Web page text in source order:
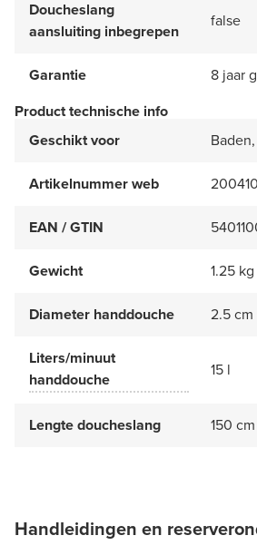
Doucheslang
aansluiting inbegrepen
false
Garantie
8 jaar
Product technische info
Geschikt voor
Artikelnummer web 200410
EAN / GTIN
Gewicht 1.25 kg
Diameter handdouche 2.5 cm
Liters/minuut
handdouche
15 l
Lengte doucheslang 150 cm
Handleidingen en